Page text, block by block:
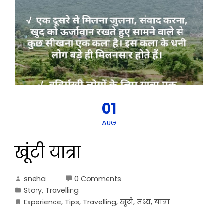
01
AUG
खूंटी यात्रा
sneha
0 Comments
Story, Travelling
Experience, Tips, Travelling, खूंटी, तथ्य, यात्रा